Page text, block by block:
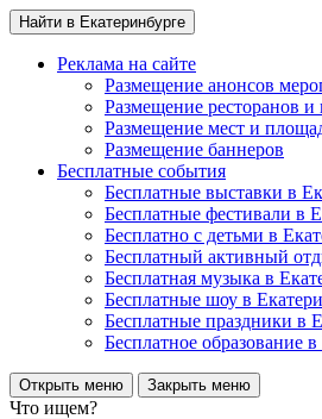
Найти в Екатеринбурге
Реклама на сайте
Размещение анонсов
Размещение ресторанов и
Размещение мест и
Размещение баннеров
Бесплатные события
Бесплатные выставки в
Бесплатные фестивали в
Бесплатно с детьми в
Бесплатный активный
Бесплатная музыка в
Бесплатные шоу в
Бесплатные праздники в
Бесплатное образование
Открыть меню Закрыть меню
Что ищем?